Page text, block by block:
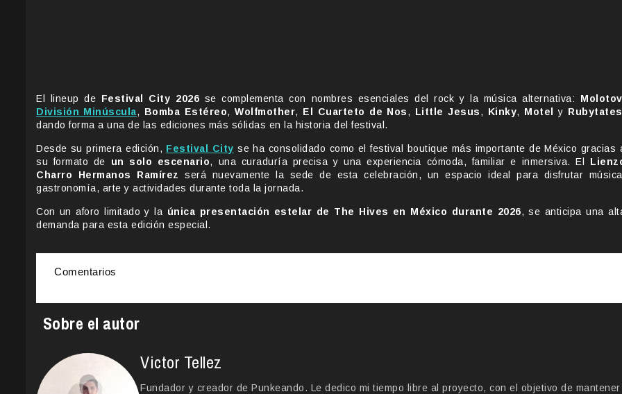
El lineup de Festival City 2026 se complementa con nombres esenciales del rock y la música alternativa: Molotov
División Minúscula, Bomba Estéreo,Wolfmother, El Cuarteto de Nos, Little Jesus, Kinky, Motel y Rubytates
dando forma a una de las ediciones más sólidas en la historia del festival.
Desde su primera edición, Festival City se ha consolidado como el festival boutique más importante de México gracias
su formato de un solo escenario, una curaduría precisa y una experiencia cómoda, familiar e inmersiva. El
Charro Hermanos Ramírez será nuevamente la sede de esta celebración, un espacio ideal para disfrutar
gastronomía, arte y actividades durante toda la jornada.
Con un aforo limitado y la única presentación estelar de The Hives en México durante 2026, se anticipa una
demanda para esta edición especial.
Comentarios
Sobre el autor
Victor Tellez
Fundador y creador de Punkeando. Le dedico mi tiempo libre al proyecto, con el objetivo de mantener